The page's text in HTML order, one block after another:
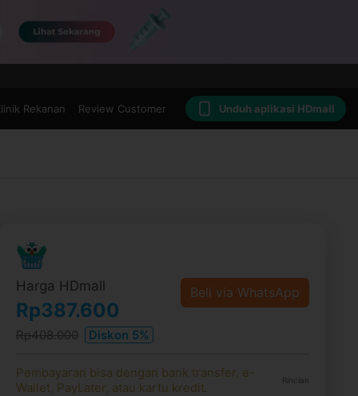
Rekanan Review Customer Unduh aplikasi HDmall
Harga HDmall
Rp387.600
Rp408.000 Diskon 5%
Beli via WhatsApp
Pembayaran bisa dengan bank transfer, e-
Wallet, PayLater, atau kartu kredit.
Rincian